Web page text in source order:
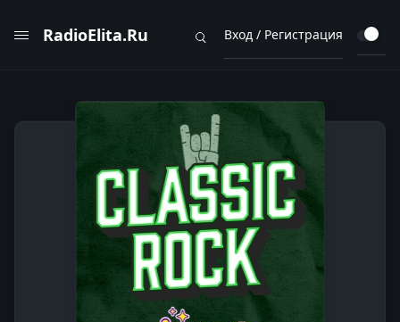
RadioElita.Ru Вход / Регистрация